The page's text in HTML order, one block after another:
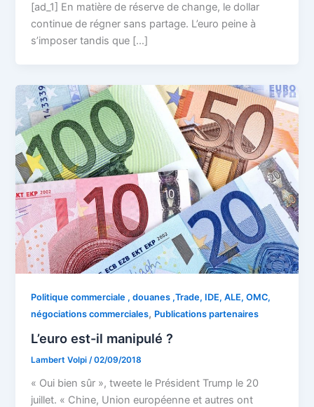
[ad_1] En matière de réserve de change, le dollar
continue de régner sans partage. L’euro peine à
s’imposer tandis que […]
Politique commerciale , douanes ,Trade, IDE, ALE, OMC,
négociations commerciales, Publications partenaires
L’euro est-il manipulé ?
Lambert Volpi/02/09/2018
« Oui bien sûr », tweete le Président Trump le 20
juillet. « Chine, Union européenne et autres ont